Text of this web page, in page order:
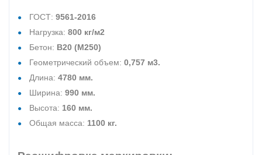
ГОСТ: 9561-2016
Нагрузка: 800 кг/м2
Бетон: В20 (М250)
Геометрический объем: 0,757 м3.
Длина: 4780 мм.
Ширина: 990 мм.
Высота: 160 мм.
Общая масса: 1100 кг.